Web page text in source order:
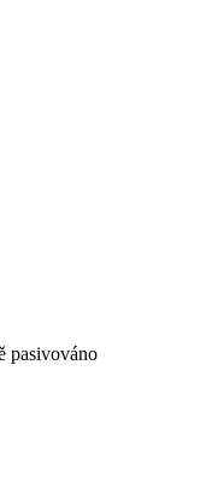
pasivováno